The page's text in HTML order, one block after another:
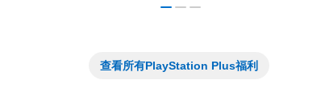
查看所有PlayStation Plus福利